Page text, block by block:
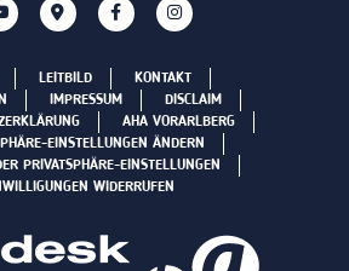
LEITBILD
KONTAKT
IMPRESSUM
DISCLAIM
AHA VORARLBERG
EINSTELLUNGEN ÄNDERN
PRIVATSPHÄRE-EINSTELLUNGEN
WIDERRUFEN